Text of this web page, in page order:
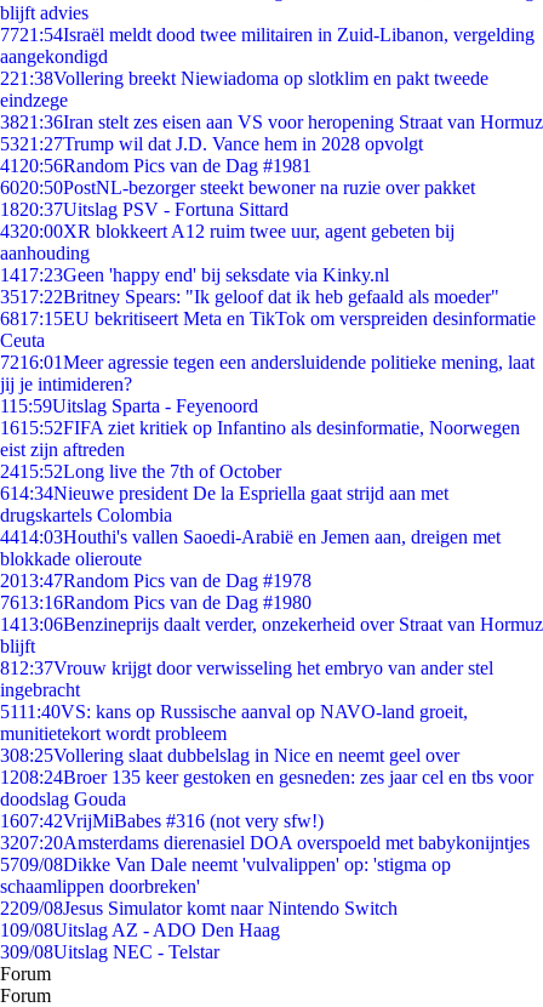
blijft advies
7721:54Israël meldt dood twee militairen in Zuid-Libanon, vergelding
aangekondigd
221:38Vollering breekt Niewiadoma op slotklim en pakt tweede
eindzege
3821:36Iran stelt zes eisen aan VS voor heropening Straat van Hormuz
5321:27Trump wil dat J.D. Vance hem in 2028 opvolgt
41 20:56Random Pics van de Dag #1981
6020:50PostNL-bezorger steekt bewoner na ruzie over pakket
1820:37Uitslag PSV - Fortuna Sittard
4320:00XR blokkeert A12 ruim twee uur, agent gebeten bij
aanhouding
1417:23Geen 'happy end' bij seksdate via Kinky.nl
3517:22Britney Spears: "Ik geloof dat ik heb gefaald als moeder"
6817:15EU bekritiseert Meta en TikTok om verspreiden desinformatie
Ceuta
7216:01Meer agressie tegen een andersluidende politieke mening, laat
jij je intimideren?
115:59Uitslag Sparta - Feyenoord
1615:52FIFA ziet kritiek op Infantino als desinformatie, Noorwegen
eist zijn aftreden
2415:52Long live the 7th of October
614:34Nieuwe president De la Espriella gaat strijd aan met
drugskartels Colombia
4414:03Houthi's vallen Saoedi-Arabië en Jemen aan, dreigen met
blokkade olieroute
2013:47Random Pics van de Dag #1978
7613:16Random Pics van de Dag #1980
1413:06Benzineprijs daalt verder, onzekerheid over Straat van Hormuz
blijft
812:37Vrouw krijgt door verwisseling het embryo van ander stel
ingebracht
5111:40VS: kans op Russische aanval op NAVO-land groeit,
munitietekort wordt probleem
308:25Vollering slaat dubbelslag in Nice en neemt geel over
1208:24Broer 135 keer gestoken en gesneden: zes jaar cel en tbs voor
doodslag Gouda
1607:42VrijMiBabes #316 (not very sfw!)
3207:20Amsterdams dierenasiel DOA overspoeld met babykonijntjes
5709/08Dikke Van Dale neemt 'vulvalippen' op: 'stigma op
schaamlippen doorbreken'
2209/08Jesus Simulator komt naar Nintendo Switch
109/08Uitslag AZ - ADO Den Haag
309/08Uitslag NEC - Telstar
Forum
Forum